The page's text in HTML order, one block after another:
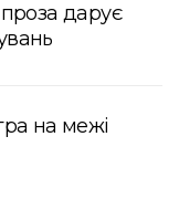
дарує
на межі